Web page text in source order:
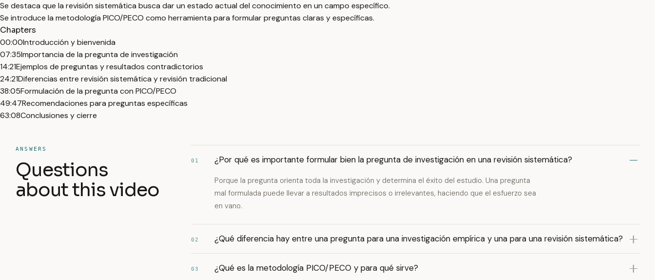
Se destaca que la revisión sistemática busca dar un estado actual del conocimiento en un campo específico.
Se introduce la metodología PICO/PECO como herramienta para formular preguntas claras y específicas.
Chapters
00:00Introducción y bienvenida
07:35Importancia de la pregunta de investigación
14:21Ejemplos de preguntas y resultados contradictorios
24:21Diferencias entre revisión sistemática y revisión tradicional
38:05Formulación de la pregunta con PICO/PECO
49:47Recomendaciones para preguntas específicas
63:08Conclusiones y cierre
ANSWERS
Questions
about this video
01 ¿Por qué es importante formular bien la pregunta de investigación en una revisión sistemática?
Porque la pregunta orienta toda la investigación y determina el éxito del estudio. Una pregunta
mal formulada puede llevar a resultados imprecisos o irrelevantes, haciendo que el esfuerzo sea
en vano.
02 ¿Qué diferencia hay entre una pregunta para una investigación empírica y una para una revisión sistemática?
03 ¿Qué es la metodología PICO/PECO y para qué sirve?